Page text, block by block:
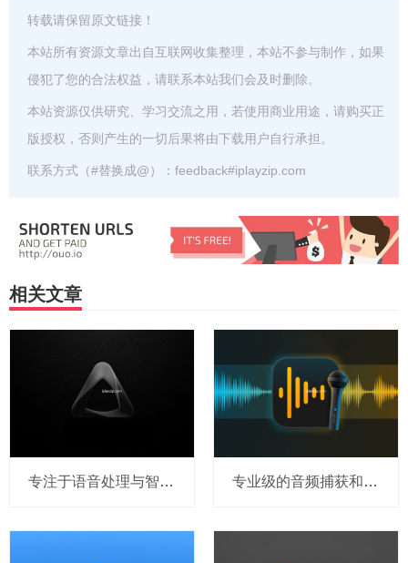
转载请保留原文链接！
本站所有资源文章出自互联网收集整理，本站不参与制作，如果
侵犯了您的合法权益，请联系本站我们会及时删除。
本站资源仅供研究、学习交流之用，若使用商业用途，请购买正
版授权，否则产生的一切后果将由下载用户自行承担。
联系方式（#替换成@）：feedback#iplayzip.com
相关文章
专注于语音处理与智能分析的工具 SuperWhisper v2.2.3 破解版 专业级的音频捕获和编辑工具 Audio Hijack Pro v4.4.7 破解版